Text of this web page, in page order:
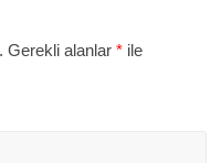
Gerekli alanlar* ile